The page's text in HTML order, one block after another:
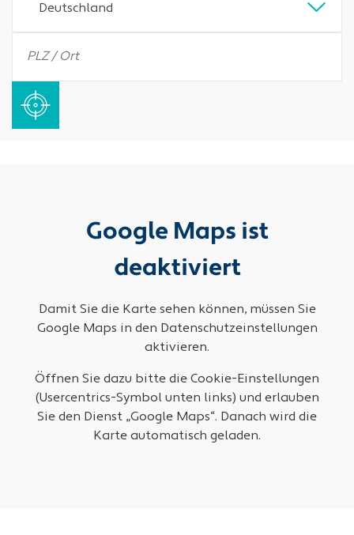
Deutschland
Google Maps ist
deaktiviert
Damit Sie die Karte sehen können, müssen Sie
Google Maps in den Datenschutzeinstellungen
aktivieren.
Öffnen Sie dazu bitte die Cookie-Einstellungen
(Usercentrics-Symbol unten links) und erlauben
Sie den Dienst „Google Maps“. Danach wird die
Karte automatisch geladen.